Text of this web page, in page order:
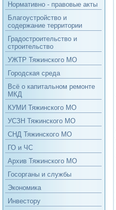
Нормативно - правовые акты
Благоустройство и
содержание территории
Градостроительство и
строительство
УЖТР Тяжинского МО
Городская среда
Всё о капитальном ремонте
МКД
КУМИ Тяжинского МО
УСЗН Тяжинского МО
СНД Тяжинского МО
ГО и ЧС
Архив Тяжинского МО
Госорганы и службы
Экономика
Инвестору